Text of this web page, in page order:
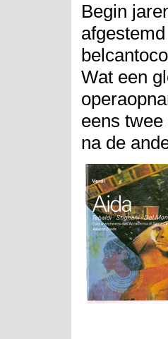
Begin
Wat een
eens
na de